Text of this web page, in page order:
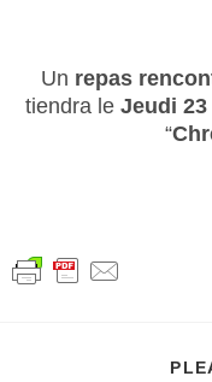
Un repas
tiendra le Jeudi 23
“